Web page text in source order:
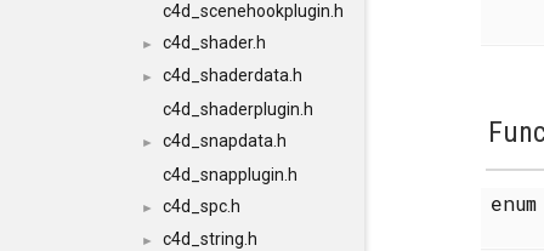
c4d_scenehookplugin.h
► c4d_shader.h
►
c4d_shaderdata.h
c4d_shaderplugin.h
►
c4d_snapdata.h
c4d_snapplugin.h
► c4d_spc.h
► c4d_string.h